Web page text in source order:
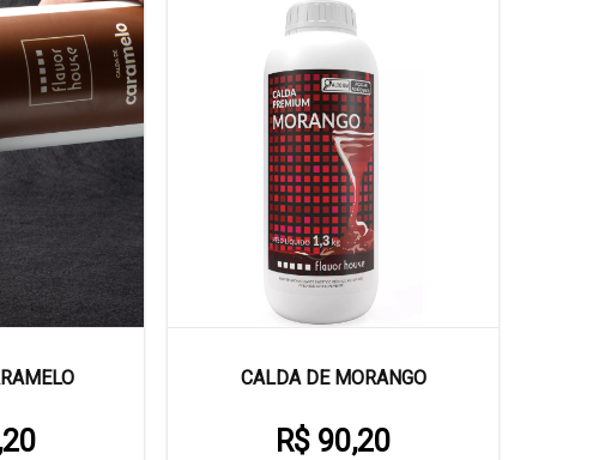
CALDA DE MORANGO
R$ 90,20